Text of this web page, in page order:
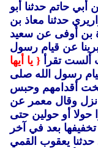
أبي حاتم حدثنا أبو
حدثنا معاذ بن
بن أوفى عن سعيد
عن قيام رسول
ألست تقرأ { يا أيها
رسول الله صلى
أقدامهم وحبس
وقال معمر عن
حولا أو حولين حتى
بعد في آخر
حدثنا يعقوب القمي